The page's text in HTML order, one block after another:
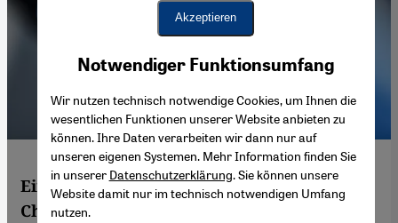
Ein geleaktes Dokument beweist, dass
Chinas Behörden muslimische Uiguren
Notwendiger Funktionsumfang
Wir nutzen technisch notwendige Cookies, um Ihnen die
wesentlichen Funktionen unserer Website anbieten zu
können. Ihre Daten verarbeiten wir dann nur auf
unseren eigenen Systemen. Mehr Information finden Sie
in unserer Datenschutzerklärung. Sie können unsere
Website damit nur im technisch notwendigen Umfang
nutzen.
Google Maps Embed
Akzeptieren